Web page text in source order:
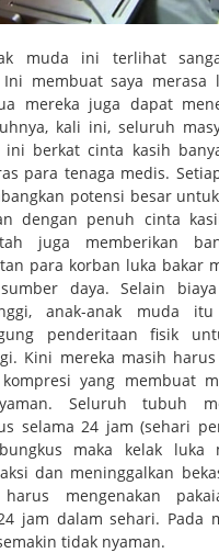
muda ini terlihat
membuat saya merasa
mereka juga dapat
kali ini, seluruh
ini berkat cinta kasih
para tenaga medis.
potensi besar
dengan penuh cinta
juga memberikan
para korban luka bakar
daya. Selain
anak-anak muda
penderitaan fisik
Kini mereka masih harus
yang membuat
Seluruh tubuh
selama 24 jam (sehari
maka kelak luka
dan meninggalkan
harus mengenakan
jam dalam sehari. Pada
tidak nyaman.